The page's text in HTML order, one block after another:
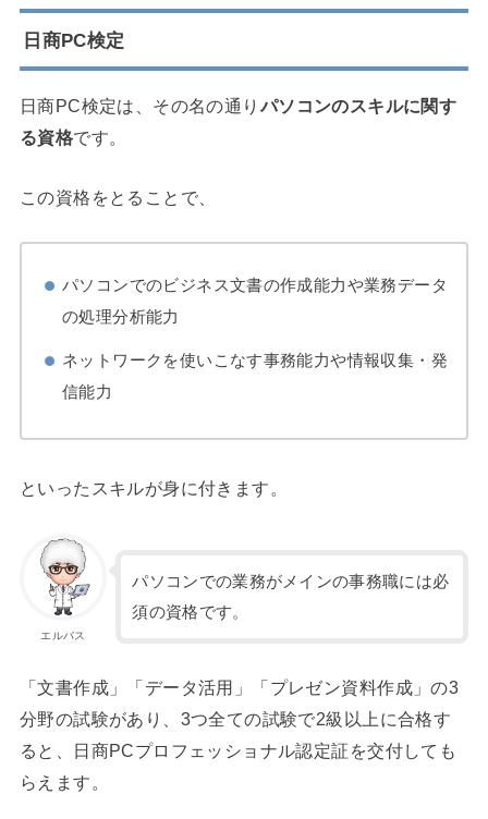
日商PC検定
日商PC検定は、その名の通り パソコンのスキルに関す
る資格です。
この資格をとることで、
パソコンでのビジネス文書の作成能力や業務データ
の処理分析能力
ネットワークを使いこなす事務能力や情報収集・発
信能力
といったスキルが身に付きます。
エルバス
パソコンでの業務がメインの事務職には必
須の資格です。
「文書作成」「データ活用」「プレゼン資料作成」の3
分野の試験があり、3つ全ての試験で2級以上に合格す
ると、日商PCプロフェッショナル認定証を交付しても
らえます。